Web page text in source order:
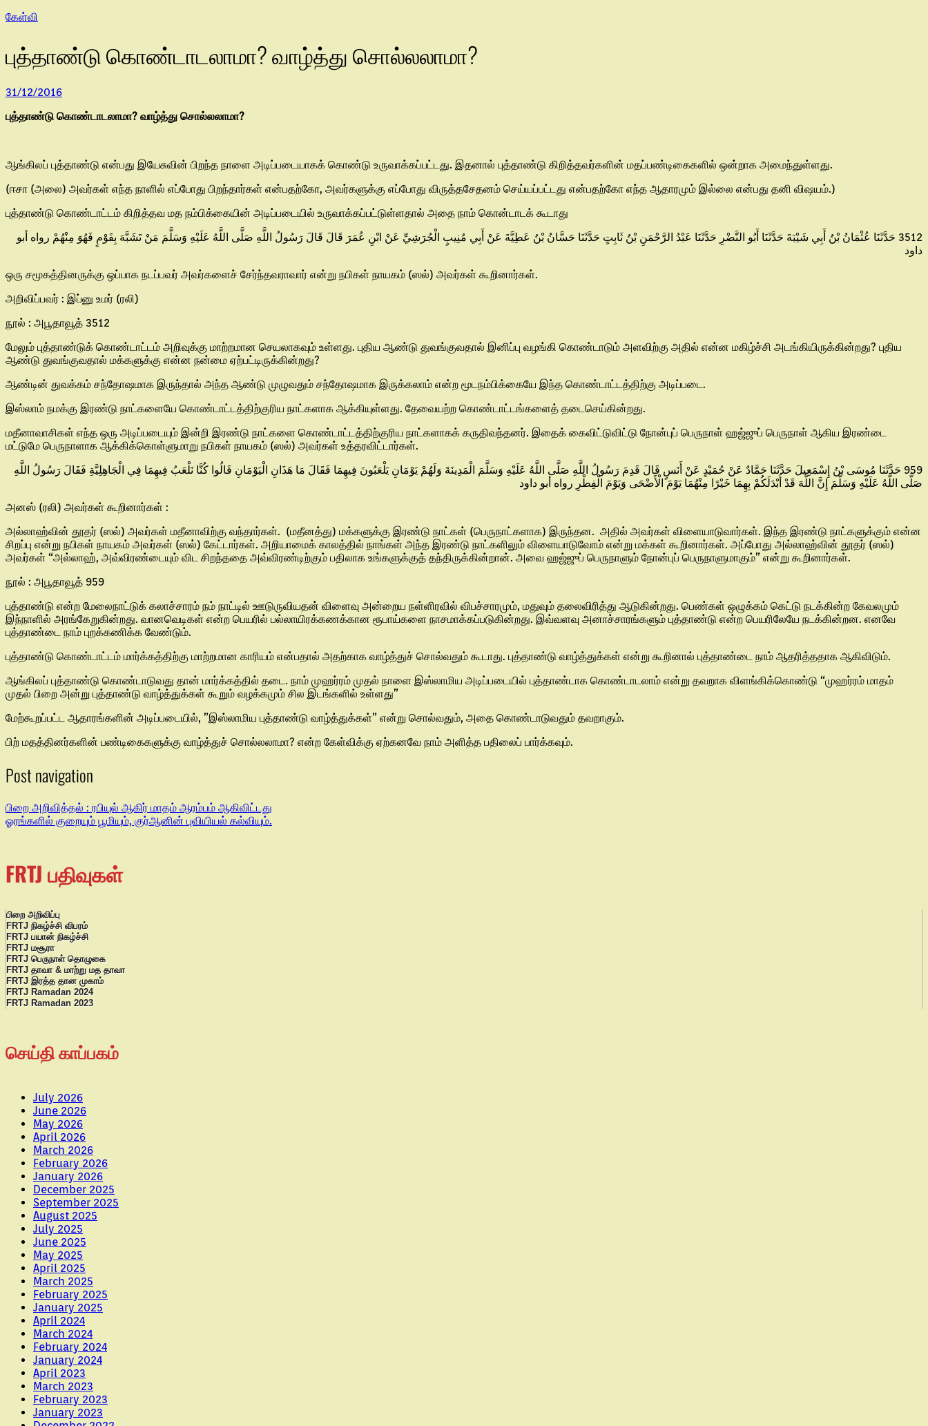
கேள்வி
புத்தாண்டு கொண்டாடலாமா? வாழ்த்து சொல்லலாமா?
31/12/2016
புத்தாண்டு கொண்டாடலாமா? வாழ்த்து சொல்லலாமா?
ஆங்கிலப் புத்தாண்டு என்பது இயேசுவின் பிறந்த நாளை அடிப்படையாகக் கொண்டு உருவாக்கப்பட்டது. இதனால் புத்தாண்டு கிறித்தவர்களின் மதப்பண்டிகைகளில் ஒன்றாக அமைந்துள்ளது.
(ஈசா (அலை) அவர்கள் எந்த நாளில் எப்போது பிறந்தார்கள் என்பதற்கோ, அவர்களுக்கு எப்போது விருத்தசேதனம் செய்யப்பட்டது என்பதற்கோ எந்த ஆதாரமும் இல்லை என்பது தனி விஷயம்.)
புத்தாண்டு கொண்டாட்டம் கிறித்தவ மத நம்பிக்கையின் அடிப்படையில் உருவாக்கப்பட்டுள்ளதால் அதை நாம் கொன்டாடக் கூடாது
3512 حَدَّثَنَا عُثْمَانُ بْنُ أَبِي شَيْبَةَ حَدَّثَنَا أَبُو النَّضْرِ حَدَّثَنَا عَبْدُ الرَّحْمَنِ بْنُ ثَابِتٍ حَدَّثَنَا حَسَّانُ بْنُ عَطِيَّةَ عَنْ أَبِي مُنِيبٍ الْجُرَشِيِّ عَنْ ابْنِ عُمَرَ قَالَ قَالَ رَسُولُ اللَّهِ صَلَّى اللَّهُ عَلَيْهِ وَسَلَّمَ مَنْ تَشَبَّهَ بِقَوْمٍ فَهُوَ مِنْهُمْ رواه أبو
داود
ஒரு சமூகத்தினருக்கு ஒப்பாக நடப்பவர் அவர்களைச் சேர்ந்தவராவார் என்று நபிகள் நாயகம் (ஸல்) அவர்கள் கூறினார்கள்.
அறிவிப்பவர் : இப்னு உமர் (ரலி)
நூல் : அபூதாவூத் 3512
மேலும் புத்தாண்டுக் கொண்டாட்டம் அறிவுக்கு மாற்றமான செயலாகவும் உள்ளது. புதிய ஆண்டு துவங்குவதால் இனிப்பு வழங்கி கொண்டாடும் அளவிற்கு அதில் என்ன மகிழ்ச்சி அடங்கியிருக்கின்றது? புதிய
ஆண்டு துவங்குவதால் மக்களுக்கு என்ன நன்மை ஏற்பட்டிருக்கின்றது?
ஆண்டின் துவக்கம் சந்தோஷமாக இருந்தால் அந்த ஆண்டு முழுவதும் சந்தோஷமாக இருக்கலாம் என்ற மூடநம்பிக்கையே இந்த கொண்டாட்டத்திற்கு அடிப்படை.
இஸ்லாம் நமக்கு இரண்டு நாட்களையே கொண்டாட்டத்திற்குரிய நாட்களாக ஆக்கியுள்ளது. தேவையற்ற கொண்டாட்டங்களைத் தடைசெய்கின்றது.
மதீனாவாசிகள் எந்த ஒரு அடிப்படையும் இன்றி இரண்டு நாட்களை கொண்டாட்டத்திற்குரிய நாட்களாகக் கருதிவந்தனர். இதைக் கைவிட்டுவிட்டு நோன்புப் பெருநாள் ஹஜ்ஜுப் பெருநாள் ஆகிய இரண்டை
மட்டுமே பெருநாளாக ஆக்கிக்கொள்ளுமாறு நபிகள் நாயகம் (ஸல்) அவர்கள் உத்தரவிட்டார்கள்.
959 حَدَّثَنَا مُوسَى بْنُ إِسْمَعِيلَ حَدَّثَنَا حَمَّادٌ عَنْ حُمَيْدٍ عَنْ أَنَسٍ قَالَ قَدِمَ رَسُولُ اللَّهِ صَلَّى اللَّهُ عَلَيْهِ وَسَلَّمَ الْمَدِينَةَ وَلَهُمْ يَوْمَانِ يَلْعَبُونَ فِيهِمَا فَقَالَ مَا هَذَانِ الْيَوْمَانِ قَالُوا كُنَّا نَلْعَبُ فِيهِمَا فِي الْجَاهِلِيَّةِ فَقَالَ رَسُولُ اللَّهِ
صَلَّى اللَّهُ عَلَيْهِ وَسَلَّمَ إِنَّ اللَّهَ قَدْ أَبْدَلَكُمْ بِهِمَا خَيْرًا مِنْهُمَا يَوْمَ الْأَضْحَى وَيَوْمَ الْفِطْرِ رواه أبو داود
அனஸ் (ரலி) அவர்கள் கூறினார்கள் :
அல்லாஹ்வின் தூதர் (ஸல்) அவர்கள் மதீனாவிற்கு வந்தார்கள். (மதீனத்து) மக்களுக்கு இரண்டு நாட்கள் (பெருநாட்களாக) இருந்தன. அதில் அவர்கள் விளையாடுவார்கள். இந்த இரண்டு நாட்களுக்கும் என்ன
சிறப்பு என்று நபிகள் நாயகம் அவர்கள் (ஸல்) கேட்டார்கள். அறியாமைக் காலத்தில் நாங்கள் அந்த இரண்டு நாட்களிலும் விளையாடுவோம் என்று மக்கள் கூறினார்கள். அப்போது அல்லாஹ்வின் தூதர் (ஸல்)
அவர்கள் “அல்லாஹ், அவ்விரண்டையும் விட சிறந்ததை அவ்விரண்டிற்கும் பதிலாக உங்களுக்குத் தந்திருக்கின்றான். அவை ஹஜ்ஜுப் பெருநாளும் நோன்புப் பெருநாளுமாகும்” என்று கூறினார்கள்.
நூல் : அபூதாவூத் 959
புத்தாண்டு என்ற மேலைநாட்டுக் கலாச்சாரம் நம் நாட்டில் ஊடுருவியதன் விளைவு அன்றைய நள்ளிரவில் விபச்சாரமும், மதுவும் தலைவிரித்து ஆடுகின்றது. பெண்கள் ஒழுக்கம் கெட்டு நடக்கின்ற கேவலமும்
இந்நாளில் அரங்கேறுகின்றது. வானவெடிகள் என்ற பெயரில் பல்லாயிரக்கணக்கான ரூபாய்களை நாசமாக்கப்படுகின்றது. இவ்வளவு அனாச்சாரங்களும் புத்தாண்டு என்ற பெயரிலேயே நடக்கின்றன. எனவே
புத்தாண்டை நாம் புறக்கணிக்க வேண்டும்.
புத்தாண்டு கொண்டாட்டம் மார்க்கத்திற்கு மாற்றமான காரியம் என்பதால் அதற்காக வாழ்த்துச் சொல்வதும் கூடாது. புத்தாண்டு வாழ்த்துக்கள் என்று கூறினால் புத்தாண்டை நாம் ஆதரித்ததாக ஆகிவிடும்.
ஆங்கிலப் புத்தாண்டு கொண்டாடுவது தான் மார்க்கத்தில் தடை. நாம் முஹர்ரம் முதல் நாளை இஸ்லாமிய அடிப்படையில் புத்தாண்டாக கொண்டாடலாம் என்று தவறாக விளங்கிக்கொண்டு “முஹர்ரம் மாதம்
முதல் பிறை அன்று புத்தாண்டு வாழ்த்துக்கள் கூறும் வழக்கமும் சில இடங்களில் உள்ளது”
மேற்கூறப்பட்ட ஆதாரங்களின் அடிப்படையில், ”இஸ்லாமிய புத்தாண்டு வாழ்த்துக்கள்” என்று சொல்வதும், அதை கொண்டாடுவதும் தவறாகும்.
பிற் மதத்தினர்களின் பண்டிகைகளுக்கு வாழ்த்துச் சொல்லலாமா? என்ற கேள்விக்கு ஏற்கனவே நாம் அளித்த பதிலைப் பார்க்கவும்.
Post navigation
பிறை அறிவித்தல் : ரபியுல் ஆகிர் மாதம் ஆரம்பம் ஆகிவிட்டது
ஓரங்களில் குறையும் பூமியும், குர்ஆனின் புவியியல் கல்வியும்.
FRTJ பதிவுகள்
பிறை அறிவிப்பு
FRTJ நிகழ்ச்சி விபரம்
FRTJ பயான் நிகழ்ச்சி
FRTJ மசூரா
FRTJ பெருநாள் தொழுகை
FRTJ தாவா & மாற்று மத தாவா
FRTJ இரத்த தான முகாம்
FRTJ Ramadan 2024
FRTJ Ramadan 2023
செய்தி காப்பகம்
July 2026
June 2026
May 2026
April 2026
March 2026
February 2026
January 2026
December 2025
September 2025
August 2025
July 2025
June 2025
May 2025
April 2025
March 2025
February 2025
January 2025
April 2024
March 2024
February 2024
January 2024
April 2023
March 2023
February 2023
January 2023